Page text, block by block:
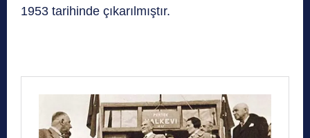
1953 tarihinde çıkarılmıştır.